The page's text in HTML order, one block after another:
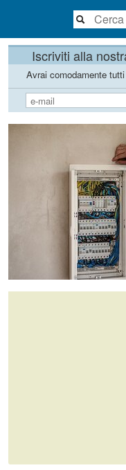
Iscriviti alla
Avrai comodamente